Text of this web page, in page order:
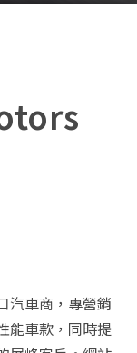
汽車商，專營銷
能車款，同時提